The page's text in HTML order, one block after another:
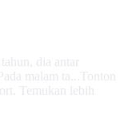
dia antar
malam ta...Tonton
Temukan lebih